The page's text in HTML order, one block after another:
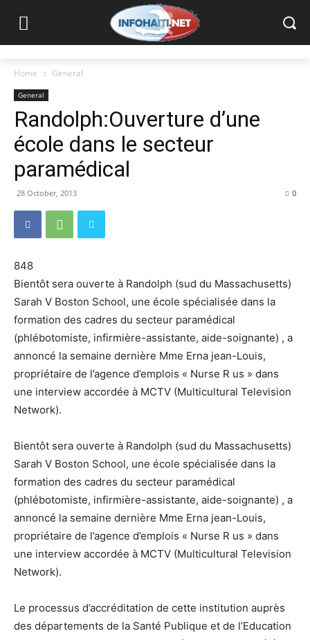
Home General
General
Randolph:Ouverture d’une
école dans le secteur
paramédical
28 October, 2013 0
848
Bientôt sera ouverte à Randolph (sud du Massachusetts)
Sarah V Boston School, une école spécialisée dans la
formation des cadres du secteur paramédical
(phlébotomiste, infirmière-assistante, aide-soignante) , a
annoncé la semaine dernière Mme Erna jean-Louis,
propriétaire de l’agence d’emplois « Nurse R us » dans
une interview accordée à MCTV (Multicultural Television
Network).
Bientôt sera ouverte à Randolph (sud du Massachusetts)
Sarah V Boston School, une école spécialisée dans la
formation des cadres du secteur paramédical
(phlébotomiste, infirmière-assistante, aide-soignante) , a
annoncé la semaine dernière Mme Erna jean-Louis,
propriétaire de l’agence d’emplois « Nurse R us » dans
une interview accordée à MCTV (Multicultural Television
Network).
Le processus d’accréditation de cette institution auprès
des départements de la Santé Publique et de l’Education